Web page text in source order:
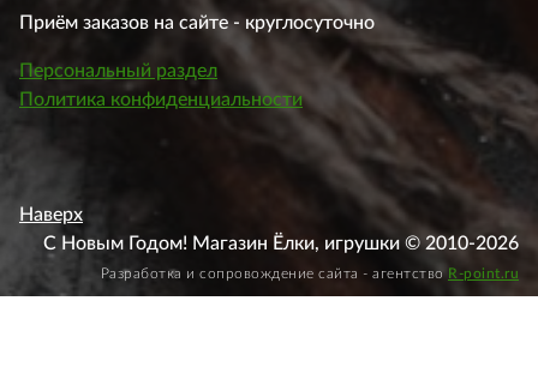
Приём заказов на сайте - круглосуточно
Персональный раздел
Политика конфиденциальности
Наверх
С Новым Годом! Магазин Ёлки, игрушки © 2010-2026
Разработка и сопровождение сайта - агентство R-point.ru